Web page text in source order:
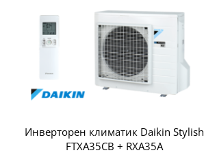
Инверторен климатик Daikin Stylish
FTXA35CB + RXA35A